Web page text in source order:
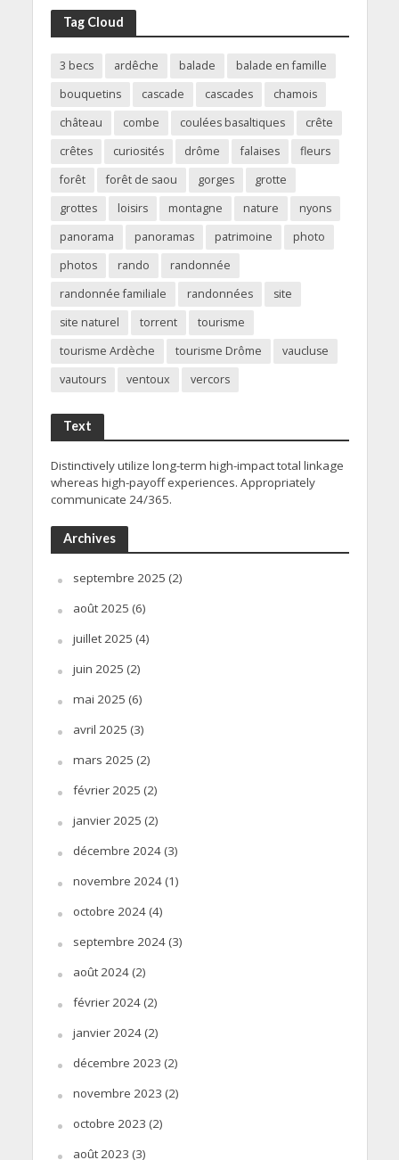
Tag Cloud
3 becs ardêche balade
balade en famille
bouquetins
cascade cascades
chamois
château
combe coulées basaltiques
crête
crêtes
curiosités drôme falaises
fleurs
forêt
forêt de saou gorges
grotte
grottes
loisirs montagne nature
nyons
panorama
panoramas patrimoine
photo
photos
rando
randonnée
randonnée familiale
randonnées
site
site naturel
torrent
tourisme
tourisme Ardèche
tourisme Drôme
vaucluse
vautours
ventoux vercors
Text
Distinctively utilize long-term high-impact total linkage
whereas high-payoff experiences. Appropriately
communicate 24/365.
Archives
septembre 2025 (2)
août 2025 (6)
juillet 2025 (4)
juin 2025 (2)
mai 2025 (6)
avril 2025 (3)
mars 2025 (2)
février 2025 (2)
janvier 2025 (2)
décembre 2024(3)
novembre 2024(1)
octobre 2024(4)
septembre 2024(3)
août 2024(2)
février 2024(2)
janvier 2024(2)
décembre 2023 (2)
novembre 2023 (2)
octobre 2023 (2)
août 2023 (3)